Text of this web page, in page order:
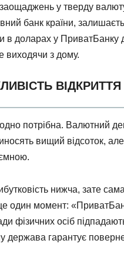
у тверду
банк країни,
доларах у ПриватБанку
виходячи з дому.
потрібна. Валютний
вищий відсоток,
нижча, зате
ще один момент:
фізичних осіб
держава гарантує